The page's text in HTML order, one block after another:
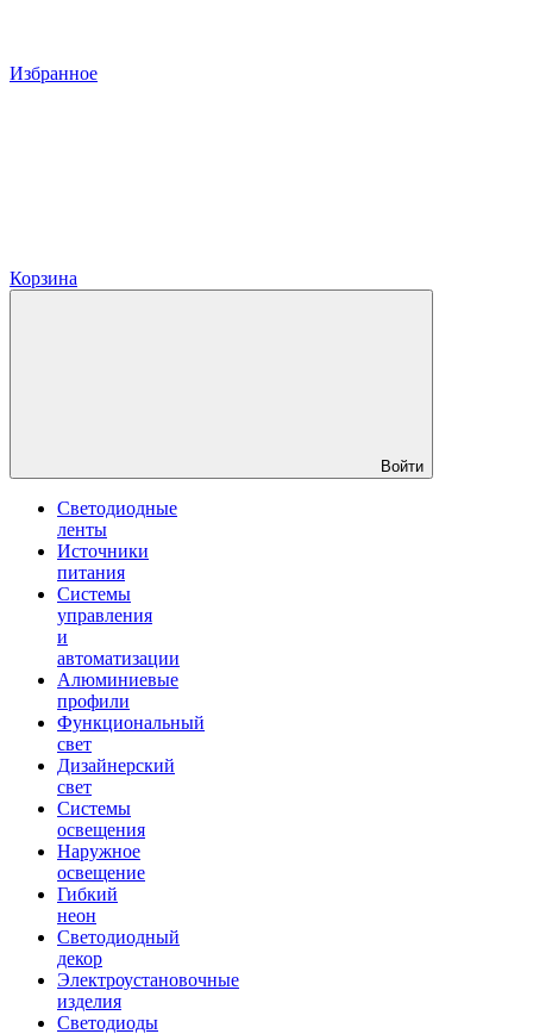
Избранное
Корзина
Войти
Светодиодные
ленты
Источники
питания
Системы
управления
и
автоматизации
Алюминиевые
профили
Функциональный
свет
Дизайнерский
свет
Системы
освещения
Наружное
освещение
Гибкий
неон
Светодиодный
декор
Электроустановочные
изделия
Светодиоды